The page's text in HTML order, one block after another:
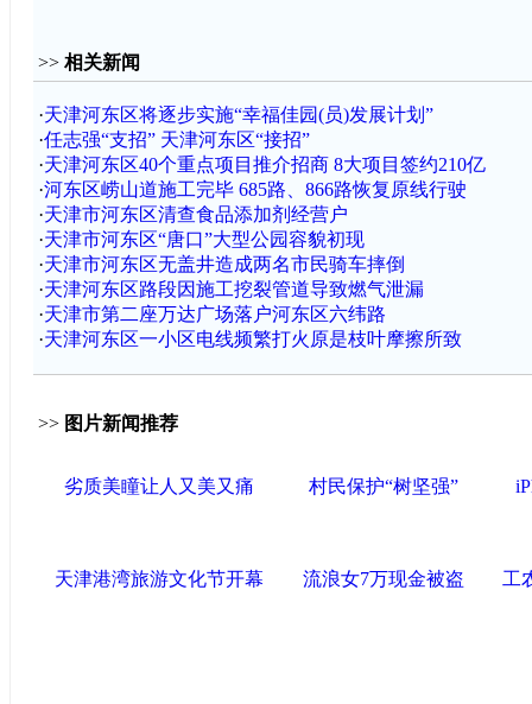
>> 相关新闻
·天津河东区将逐步实施“幸福佳园(员)发展计划”
·任志强“支招” 天津河东区“接招”
·天津河东区40个重点项目推介招商 8大项目签约210亿
·河东区崂山道施工完毕 685路、866路恢复原线行驶
·天津市河东区清查食品添加剂经营户
·天津市河东区“唐口”大型公园容貌初现
·天津市河东区无盖井造成两名市民骑车摔倒
·天津河东区路段因施工挖裂管道导致燃气泄漏
·天津市第二座万达广场落户河东区六纬路
·天津河东区一小区电线频繁打火原是枝叶摩擦所致
>> 图片新闻推荐
劣质美瞳让人又美又痛 村民保护“树坚强”
天津港湾旅游文化节开幕 流浪女7万现金被盗 工